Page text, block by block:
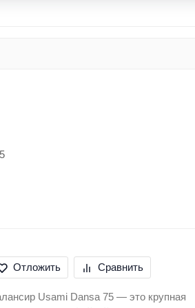
Отложить Сравнить
Usami Dansa 75 — это крупная